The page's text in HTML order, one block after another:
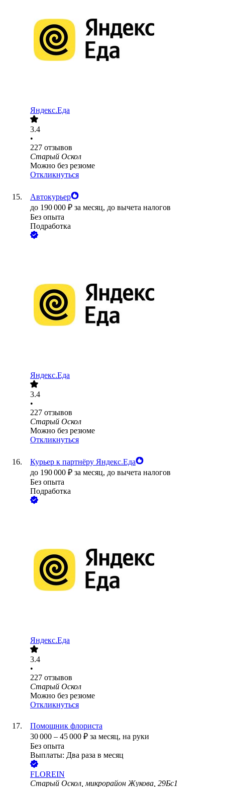
Яндекс.Еда
3.4
•
227 отзывов
Старый Оскол
Можно без резюме
Откликнуться
Автокурьер
до 190 000 ₽ за месяц, до вычета налогов
Без опыта
Подработка
Яндекс.Еда
3.4
•
227 отзывов
Старый Оскол
Можно без резюме
Откликнуться
Курьер к партнёру Яндекс.Еда
до 190 000 ₽ за месяц, до вычета налогов
Без опыта
Подработка
Яндекс.Еда
3.4
•
227 отзывов
Старый Оскол
Можно без резюме
Откликнуться
Помощник флориста
30 000 – 45 000 ₽ за месяц, на руки
Без опыта
Выплаты: Два раза в месяц
FLOREIN
Старый Оскол, микрорайон Жукова, 29Бс1